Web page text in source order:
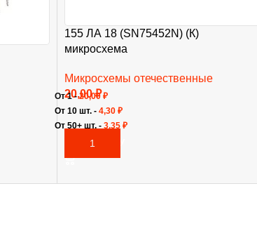
155 ЛА 18 (SN75452N) (К)
микросхема
Микросхемы отечественные
20,00₽
В КОРЗИНУ
От 1 -20,00₽
От 10 шт. - 4,30 ₽
От 50+ шт. - 3,35 ₽